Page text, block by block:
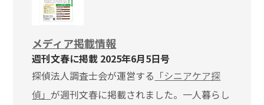
メディア掲載情報
週刊文春に掲載 2025年6月5日号
探偵法人調査士会が運営する 「シニアケア探
偵」が週刊文春に掲載されました。一人暮らし